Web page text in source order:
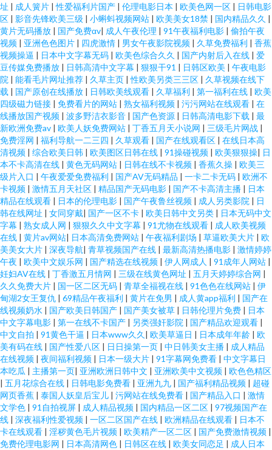
址 | 成人簧片 |性爱福利片国产 | 伦理电影日本 | 欧美色网一区 | 日韩电影
区 | 影音先锋欧美三级 | 小蝌蚪视频网站 | 欧美美女18禁 | 国内精品久久 |
黄片无码播放 | 国产免费αv| 成人午夜伦理 | 91午夜福利电影 | 偷拍午夜
视频 | 亚洲色色图片 | 四虎激情 | 男女午夜影院视频 | 久草免费福利 | 香蕉
视频操逼 | 日本中文字幕无码 | 欧美色综合久久 | 国产内射后入在线 | 爱
豆传媒免费播放 | 日韩高清中文字幕 | 狠狠干91 | 日韩区欧美 | 午夜电影
院 | 能看毛片网址推荐 | 久草主页 |性欧美另类三三区 | 久草视频在线下
载 | 国产原创在线播放 | 日韩欧美线观看 | 久草福利 | 第一福利在线 | 欧美
四级磁力链接 | 免费看片的网站 | 熟女福利视频 | 污污网站在线观看 | 在
线播放国产视频 | 波多野洁衣影音 | 国产色资源 | 日韩高清电影下载 | 最
新欧洲免费av | 欧美人妖免费网站 | 丁香五月天小说网 | 三级毛片网战 |
免费淫网 | 福利导航一二三四 | 久草观看 | 国产在线观看区 | 在线日本高
清视频 | 综合欧美日韩 | 欧美图区日韩在线 | 91操碰视频 | 欧美狠狠操| 日
本不卡高清在线 | 黄色无码网站 | 日韩在线不卡视频 | 香蕉久操 | 欧美三
级片入口 | 午夜爱爱免费福利 | 国产AV无码精品 | 一卡二卡无码 | 欧洲不
卡视频 | 激情五月天社区 | 精品国产无码电影 | 国产不卡高清主播 | 日本
精品在线观看 | 日本的伦理电影 | 国产午夜鲁丝视频 | 成人另类影院 | 日
韩在线网址 | 女同穿戴| 国产一区不卡 | 欧美日韩中文另类 | 日本无码中文
字幕 | 熟女成人网 | 狠狠久久中文字幕 | 91尤物在线观看 | 成人欧美视频
在线 | 黄片av网站| 日本高清免费网站 | 午夜福利剧场 | 草逼欧美大片 | 欧
美美女大片 | 深夜导航| 青草视频国产在线 | 最新高清热播电影 | 激情婷婷
午夜 | 欧美中文娱乐网 | 国产精选在线视频 | 伊人网成人 | 91成年人网站 |
妊妇AV在线 | 丁香激五月情网 | 三级在线黄色网址 | 五月天婷婷综合网 |
久久免费大片 | 国一区二区无码 | 青草全福视在线 | 91色色在线网站 | 伊
甸湖2女王复仇 | 69精品午夜福利 | 黄片在免男 | 成人黄app福利 | 国产在
线视频奶水 | 国产欧美日韩国产 | 国产美女被草 | 日韩伦理片免费 | 日本
中文字幕电影 | 第一在线不卡国产 | 另类强奸影院 | 国产精品欢迎观看 |
中文自拍 | 91黄色干逼 | 日本www久久 | 欧美草逼日 | 日本成年年龄 | 欧
美有码在线 | 国产性爱八区 | 日日操第一页 | 中日韩美女主播 | 成人精品
在线视频 | 夜间福利视频 | 日本一级大片 | 91字幕网免费看 | 中文字幕日
本吃瓜 | 主播第一页| 亚洲欧洲日韩中文 | 亚洲欧美中文视频 | 欧色色精区
| 五月花综合在线 | 日韩电影免费看 | 亚洲九九 | 国产福利精品视频 | 超碰
网页香蕉 | 泰国人妖皇后宝儿 | 污网站在线免费看 | 国产精品入口 | 激情
文学色 | 91自拍视屏 | 成人精品视频 | 国内精品一区二区 | 97视频国产在
线 | 深夜福利性爱视频 | 一区二区国产在线 | 欧洲精品在线观看 | 日本不
卡在线观看 | 淫秽黄色毛片视频 | 欧美精产一区二区 | 国产免费激情视频 |
免费伦理电影网 | 日本高清网色 | 日韩区在线 | 欧美女同恋足 | 成人日本